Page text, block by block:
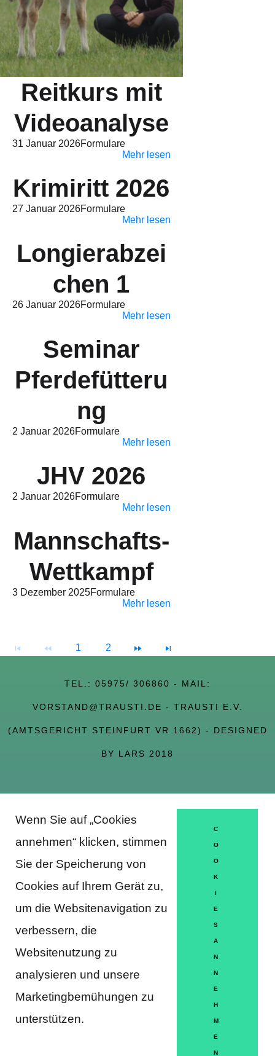
Reitkurs mit
Videoanalyse
31 Januar 2026Formulare
Mehr lesen
Krimiritt 2026
27 Januar 2026Formulare
Mehr lesen
Longierabzei
chen 1
26 Januar 2026Formulare
Mehr lesen
Seminar
Pferdefütteru
ng
2 Januar 2026Formulare
Mehr lesen
JHV 2026
2 Januar 2026Formulare
Mehr lesen
Mannschafts-
Wettkampf
3 Dezember 2025Formulare
Mehr lesen
1 2
TEL.: 05975/ 306860 - MAIL:
VORSTAND@TRAUSTI.DE - TRAUSTI E.V.
(AMTSGERICHT STEINFURT VR 1662) - DESIGNED
BY LARS 2018
About Trausti e.V.
MITGLIEDSCHAFT
HÄUFIGE FRAGEN
KONTAKT
IMPRESSUM
Wenn Sie auf „Cookies
annehmen“ klicken, stimmen
Sie der Speicherung von
Cookies auf Ihrem Gerät zu,
um die Websitenavigation zu
verbessern, die
Websitenutzung zu
analysieren und unsere
Marketingbemühungen zu
unterstützen.
C
O
O
K
I
E
S
A
N
N
E
H
M
E
N